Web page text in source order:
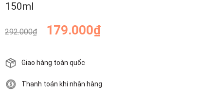
150ml
292.000₫ 179.000₫
Giao hàng toàn quốc
Thanh toán khi nhận hàng